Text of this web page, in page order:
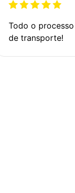
Todo o
de transporte!